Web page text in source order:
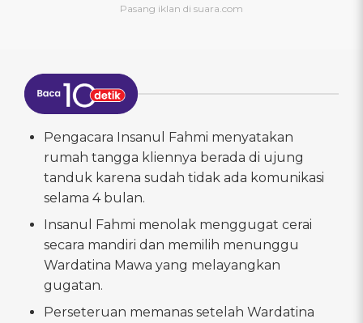
Pengacara Insanul Fahmi menyatakan
rumah tangga kliennya berada di ujung
tanduk karena sudah tidak ada komunikasi
selama 4 bulan.
Insanul Fahmi menolak menggugat cerai
secara mandiri dan memilih menunggu
Wardatina Mawa yang melayangkan
gugatan.
Perseteruan memanas setelah Wardatina